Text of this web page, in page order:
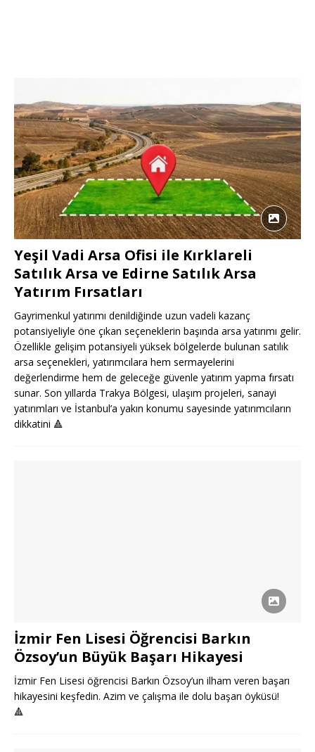
Yeşil Vadi Arsa Ofisi ile Kırklareli
Satılık Arsa ve Edirne Satılık Arsa
Yatırım Fırsatları
Gayrimenkul yatırımı denildiğinde uzun vadeli kazanç
potansiyeliyle öne çıkan seçeneklerin başında arsa yatırımı gelir.
Özellikle gelişim potansiyeli yüksek bölgelerde bulunan satılık
arsa seçenekleri, yatırımcılara hem sermayelerini
değerlendirme hem de geleceğe güvenle yatırım yapma fırsatı
sunar. Son yıllarda Trakya Bölgesi, ulaşım projeleri, sanayi
yatırımları ve İstanbul’a yakın konumu sayesinde yatırımcıların
dikkatini 🔺
İzmir Fen Lisesi Öğrencisi Barkın
Özsoy’un Büyük Başarı Hikayesi
İzmir Fen Lisesi öğrencisi Barkın Özsoy’un ilham veren başarı
hikayesini keşfedin. Azim ve çalışma ile dolu başarı öyküsü!
🔺